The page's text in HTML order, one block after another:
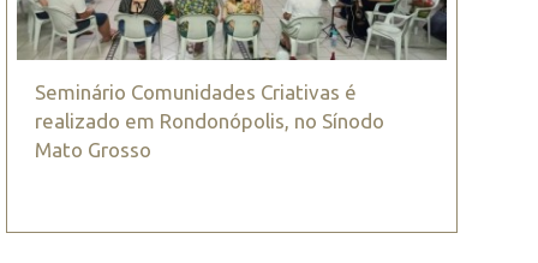
Seminário Comunidades Criativas é
realizado em Rondonópolis, no Sínodo
Mato Grosso